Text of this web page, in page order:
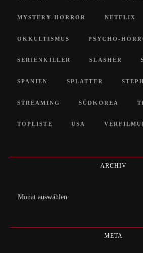
MYSTERY-HORROR NETFLIX
OKKULTISMUS PSYCHO-
SERIENKILLER SLASHER
SPANIEN SPLATTER
STREAMING SÜDKOREA
TOPLISTE USA
ARCHIV
Archiv
META